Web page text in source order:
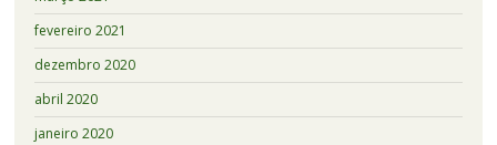
fevereiro 2021
dezembro 2020
abril 2020
janeiro 2020